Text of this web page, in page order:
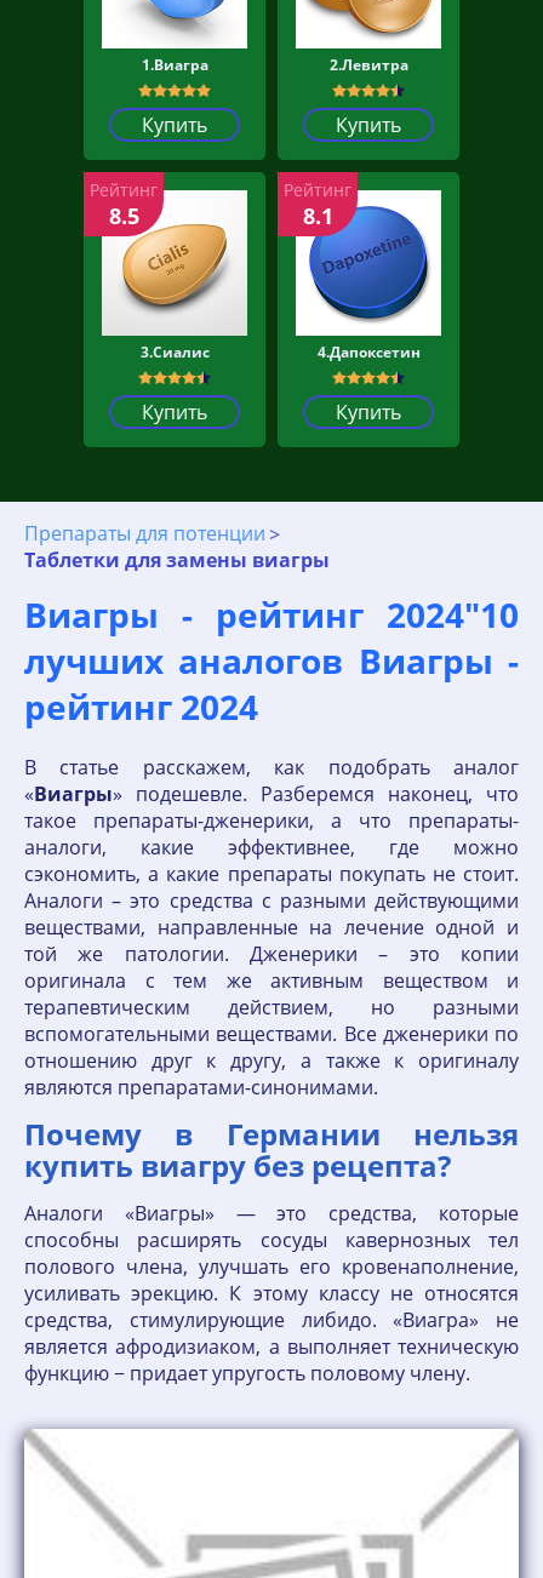
1.Виагра
Купить
2.Левитра
Купить
3.Сиалис
Купить
Рейтинг
8.5
4.Дапоксетин
Купить
Рейтинг
8.1
Препараты для потенции
Таблетки для замены виагры
Виагры - рейтинг 2024"10
лучших аналогов Виагры -
рейтинг 2024
В статье расскажем, как подобрать аналог
«Виагры» подешевле. Разберемся наконец, что
такое препараты-дженерики, а что препараты-
аналоги, какие эффективнее, где можно
сэкономить, а какие препараты покупать не стоит.
Аналоги – это средства с разными действующими
веществами, направленные на лечение одной и
той же патологии. Дженерики – это копии
оригинала с тем же активным веществом и
терапевтическим действием, но разными
вспомогательными веществами. Все дженерики по
отношению друг к другу, а также к оригиналу
являются препаратами-синонимами.
Почему в Германии нельзя
купить виагру без рецепта?
Аналоги «Виагры» — это средства, которые
способны расширять сосуды кавернозных тел
полового члена, улучшать его кровенаполнение,
усиливать эрекцию. К этому классу не относятся
средства, стимулирующие либидо. «Виагра» не
является афродизиаком, а выполняет техническую
функцию − придает упругость половому члену.